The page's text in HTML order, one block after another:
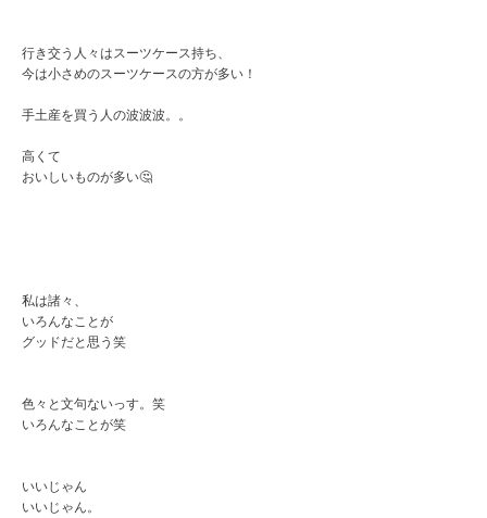
行き交う人々はスーツケース持ち、
今は小さめのスーツケースの方が多い！
手土産を買う人の波波波。。
高くて
おいしいものが多い🤔
私は諸々、
いろんなことが
グッドだと思う笑
色々と文句ないっす。笑
いろんなことが笑
いいじゃん
いいじゃん。